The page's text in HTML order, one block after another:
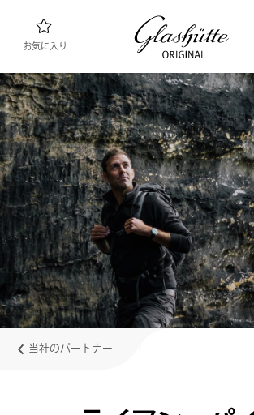
お気に入り
ウォッチファインダー 新製品
コレクション
コレクションを見る
ブランド “グラスヒュッテ・オリジナ
いて
マニュファクチュールについて詳しくはこちら
小売業者
ブティックとショップ
当社のパートナー